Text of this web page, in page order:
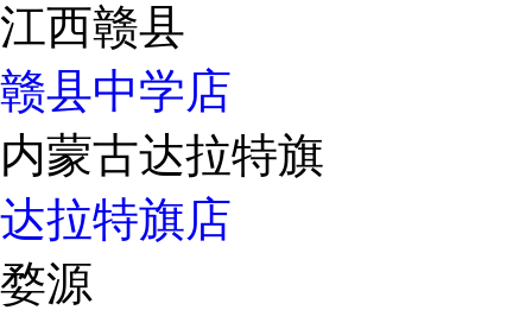
江西赣县
赣县中学店
内蒙古达拉特旗
达拉特旗店
婺源